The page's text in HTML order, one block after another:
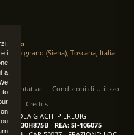
i
a
to
Gimignano (Siena), Toscana, Italia
Contattaci
Condizioni di Utilizzo
Credits
GIACHI PIERLUIGI
- REA: SI-106075